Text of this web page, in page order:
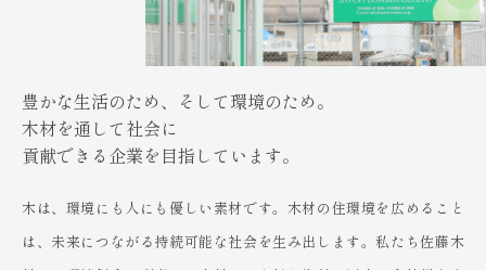
豊かな生活のため、そして環境のため。
木材を通して社会に
貢献できる企業を目指しています。
木は、環境にも人にも優しい素材です。木材の住環境を広めること
は、未来につながる持続可能な社会を生み出します。私たち佐藤木